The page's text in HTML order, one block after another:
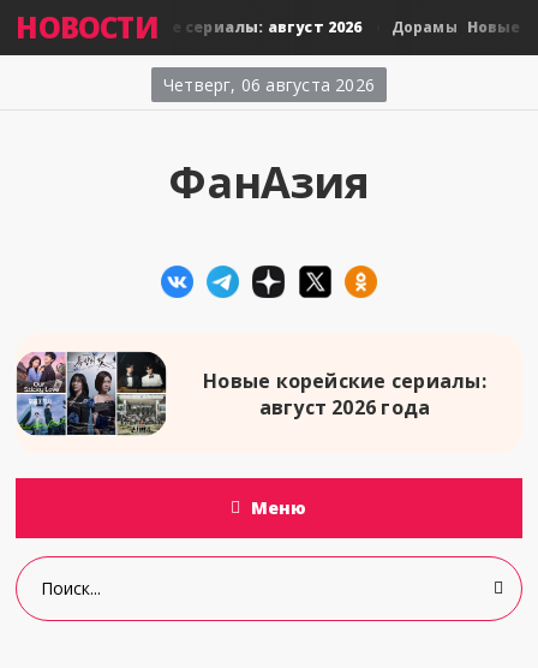
НОВОСТИ
Новые тайские сериалы: август 2026 Дорамы Новые
Четверг, 06 августа 2026
ФанАзия
Новые корейские сериалы:
август 2026 года
Меню